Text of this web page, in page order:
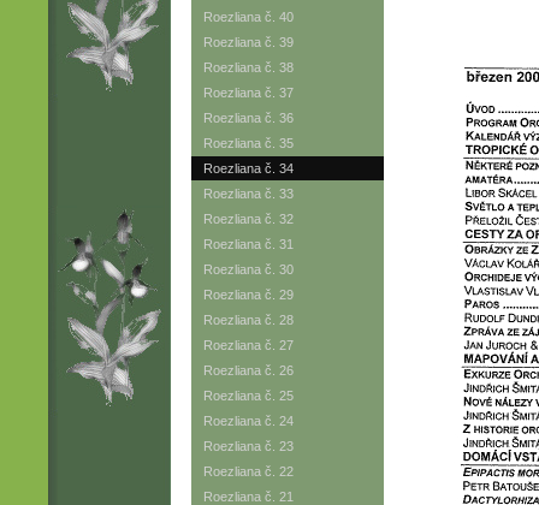
Roezliana č. 40
Roezliana č. 39
Roezliana č. 38
Roezliana č. 37
Roezliana č. 36
Roezliana č. 35
Roezliana č. 34
Roezliana č. 33
Roezliana č. 32
Roezliana č. 31
Roezliana č. 30
Roezliana č. 29
Roezliana č. 28
Roezliana č. 27
Roezliana č. 26
Roezliana č. 25
Roezliana č. 24
Roezliana č. 23
Roezliana č. 22
Roezliana č. 21